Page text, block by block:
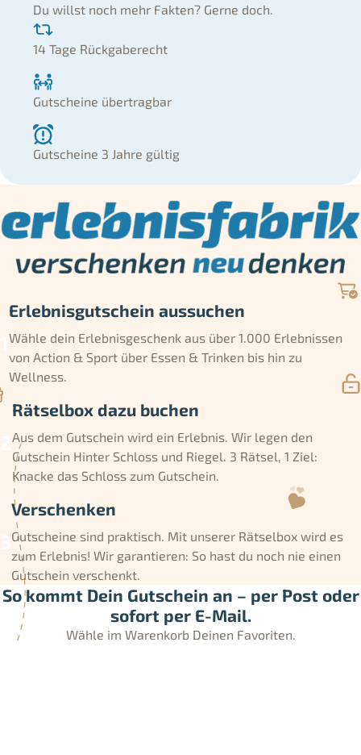
Du willst noch mehr Fakten? Gerne doch.
14 Tage Rückgaberecht
Gutscheine übertragbar
Gutscheine 3 Jahre gültig
Erlebnisgutschein aussuchen
Wähle dein Erlebnisgeschenk aus über 1.000 Erlebnissen
von Action & Sport über Essen & Trinken bis hin zu
Wellness.
Rätselbox dazu buchen
Aus dem Gutschein wird ein Erlebnis. Wir legen den
Gutschein Hinter Schloss und Riegel. 3 Rätsel, 1 Ziel:
Knacke das Schloss zum Gutschein.
Verschenken
Gutscheine sind praktisch. Mit unserer Rätselbox wird es
zum Erlebnis! Wir garantieren: So hast du noch nie einen
Gutschein verschenkt.
So kommt Dein Gutschein an – per Post oder
sofort per E-Mail.
Wähle im Warenkorb Deinen Favoriten.